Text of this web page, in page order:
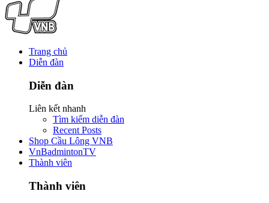
Trang chủ
Diễn đàn
Diễn đàn
Liên kết nhanh
Tìm kiếm diễn đàn
Recent Posts
Shop Cầu Lông VNB
VnBadmintonTV
Thành viên
Thành viên